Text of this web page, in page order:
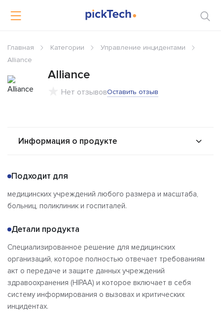
Главная Категории
Управление инцидентами
Alliance
Alliance
Нет отзывовОставить отзыв
Информация о продукте
Альтернативы
Отзывы
Подходит для
медицинских учреждений любого размера и масштаба,
больниц, поликлиник и госпиталей.
Детали продукта
Специализированное решение для медицинских
организаций, которое полностью отвечает требованиям
акт о передаче и защите данных учреждений
здравоохранения (HIPAA) и которое включает в себя
систему информирования о вызовах и критических
инцидентах.